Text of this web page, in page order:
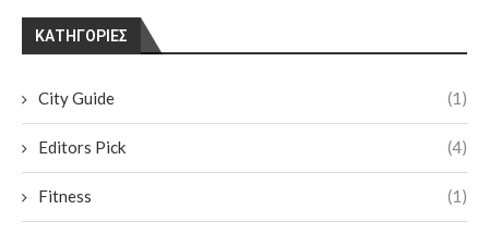
KΑΤΗΓΟΡΊΕΣ
City Guide (1)
Editors Pick (4)
Fitness (1)